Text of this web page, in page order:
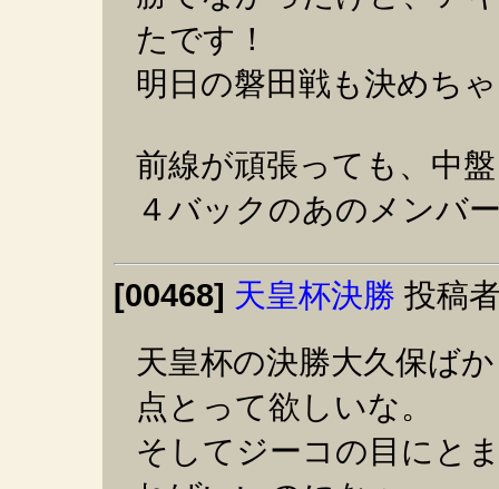
たです！
明日の磐田戦も決めち
前線が頑張っても、中
４バックのあのメンバ
[00468] 天皇杯決勝 投稿
天皇杯の決勝大久保ば
点とって欲しいな。
そしてジーコの目にと